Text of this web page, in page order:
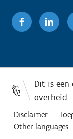
Disclaimer
Other languages